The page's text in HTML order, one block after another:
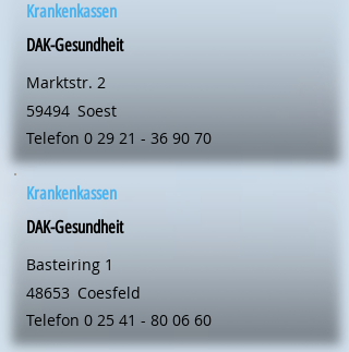
Krankenkassen
DAK-Gesundheit
Marktstr. 2
59494 Soest
Telefon 0 29 21 - 36 90 70
Krankenkassen
DAK-Gesundheit
Basteiring 1
48653 Coesfeld
Telefon 0 25 41 - 80 06 60